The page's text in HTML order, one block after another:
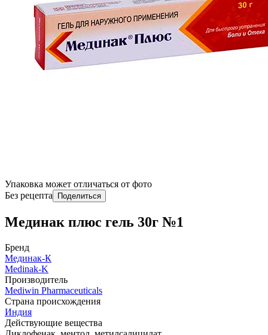
Упаковка может отличаться от фото
Без рецепта
Поделиться
Мединак плюс гель 30г №1
Бренд
Мединак-К
Medinak-K
Производитель
Mediwin Pharmaceuticals
Страна происхождения
Индия
Действующие вещества